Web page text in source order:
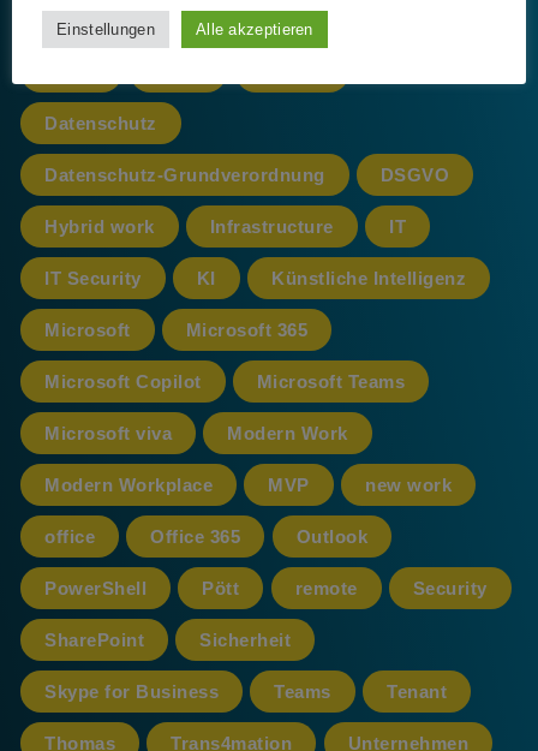
365 App
Datenschutz
Datenschutz-Grundverordnung DSGVO
Hybrid work Infrastructure IT
IT Security KI Künstliche Intelligenz
Microsoft Microsoft 365
Microsoft Copilot Microsoft Teams
Microsoft viva Modern Work
Modern Workplace MVP new work
office Office 365 Outlook
PowerShell Pött remote Security
SharePoint Sicherheit
Skype for Business Teams Tenant
Thomas Trans4mation Unternehmen
Einstellungen Alle akzeptieren